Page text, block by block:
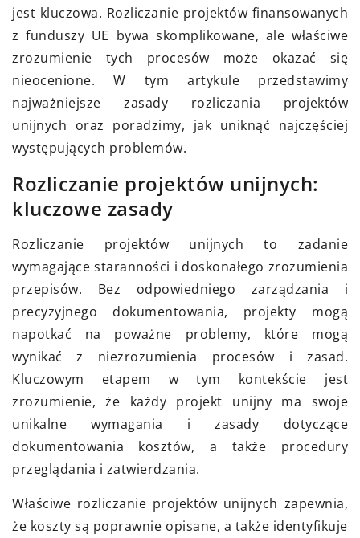
jest kluczowa. Rozliczanie projektów finansowanych
z funduszy UE bywa skomplikowane, ale właściwe
zrozumienie tych procesów może okazać się
nieocenione. W tym artykule przedstawimy
najważniejsze zasady rozliczania projektów
unijnych oraz poradzimy, jak uniknąć najczęściej
występujących problemów.
Rozliczanie projektów unijnych:
kluczowe zasady
Rozliczanie projektów unijnych to zadanie
wymagające staranności i doskonałego zrozumienia
przepisów. Bez odpowiedniego zarządzania i
precyzyjnego dokumentowania, projekty mogą
napotkać na poważne problemy, które mogą
wynikać z niezrozumienia procesów i zasad.
Kluczowym etapem w tym kontekście jest
zrozumienie, że każdy projekt unijny ma swoje
unikalne wymagania i zasady dotyczące
dokumentowania kosztów, a także procedury
przeglądania i zatwierdzania.
Właściwe rozliczanie projektów unijnych zapewnia,
że koszty są poprawnie opisane, a także identyfikuje